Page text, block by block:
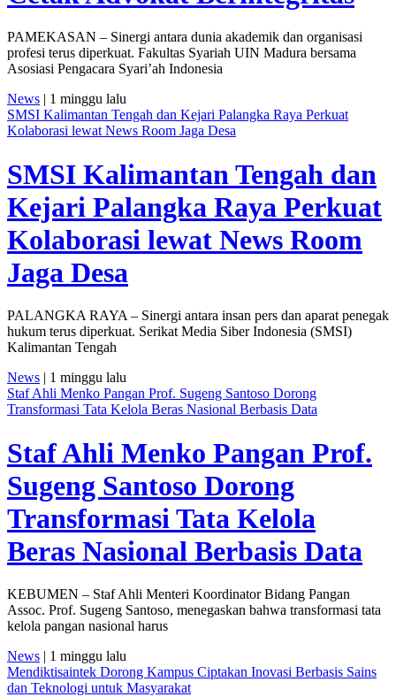
PAMEKASAN – Sinergi antara dunia akademik dan organisasi
profesi terus diperkuat. Fakultas Syariah UIN Madura bersama
Asosiasi Pengacara Syari’ah Indonesia
News | 1 minggu lalu
SMSI Kalimantan Tengah dan Kejari Palangka Raya Perkuat
Kolaborasi lewat News Room Jaga Desa
SMSI Kalimantan Tengah dan
Kejari Palangka Raya Perkuat
Kolaborasi lewat News Room
Jaga Desa
PALANGKA RAYA – Sinergi antara insan pers dan aparat penegak
hukum terus diperkuat. Serikat Media Siber Indonesia (SMSI)
Kalimantan Tengah
News | 1 minggu lalu
Staf Ahli Menko Pangan Prof. Sugeng Santoso Dorong
Transformasi Tata Kelola Beras Nasional Berbasis Data
Staf Ahli Menko Pangan Prof.
Sugeng Santoso Dorong
Transformasi Tata Kelola
Beras Nasional Berbasis Data
KEBUMEN – Staf Ahli Menteri Koordinator Bidang Pangan
Assoc. Prof. Sugeng Santoso, menegaskan bahwa transformasi tata
kelola pangan nasional harus
News | 1 minggu lalu
Mendiktisaintek Dorong Kampus Ciptakan Inovasi Berbasis Sains
dan Teknologi untuk Masyarakat